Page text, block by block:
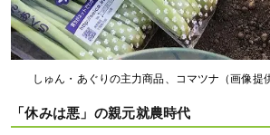
しゅん・あぐりの主力商品、コマツナ（画像提
「休みは悪」の親元就農時代